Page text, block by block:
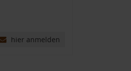
hier anmelden